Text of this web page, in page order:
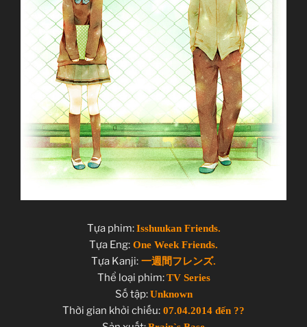
Tựa phim:Isshuukan Friends.
Tựa Eng: One Week Friends.
Tựa Kanji: 一週間フレンズ.
Thể loại phim:TV Series
Số tập:Unknown
Thời gian khởi chiếu: 07.04.2014 đến ??